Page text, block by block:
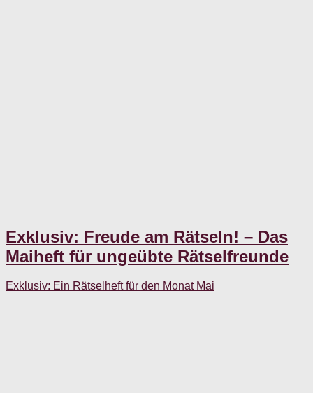
Exklusiv: Freude am Rätseln! – Das
Maiheft für ungeübte Rätselfreunde
Exklusiv: Ein Rätselheft für den Monat Mai